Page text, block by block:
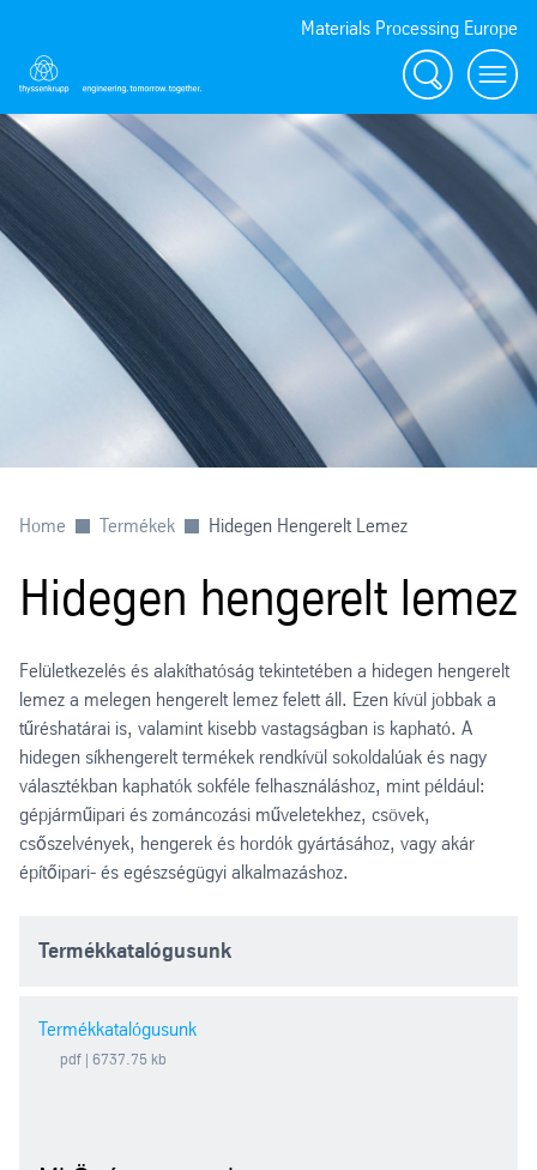
Materials Processing Europe
Keresésmenu
Home Termékek Hidegen Hengerelt Lemez
Hidegen hengerelt lemez
Felületkezelés és alakíthatóság tekintetében a hidegen hengerelt
lemez a melegen hengerelt lemez felett áll. Ezen kívül jobbak a
tűréshatárai is, valamint kisebb vastagságban is kapható. A
hidegen síkhengerelt termékek rendkívül sokoldalúak és nagy
választékban kaphatók sokféle felhasználáshoz, mint például:
gépjárműipari és zománcozási műveletekhez, csövek,
csőszelvények, hengerek és hordók gyártásához, vagy akár
építőipari- és egészségügyi alkalmazáshoz.
Termékkatalógusunk
Termékkatalógusunk
pdf | 6737.75 kb